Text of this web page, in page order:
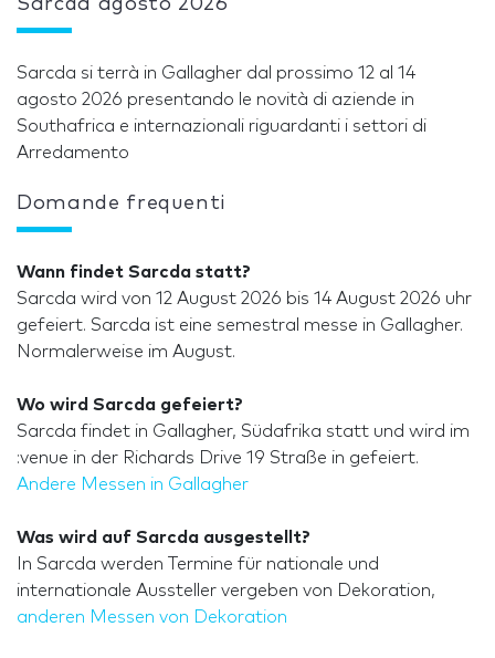
Sarcda agosto 2026
Sarcda si terrà in Gallagher dal prossimo 12 al 14
agosto 2026 presentando le novità di aziende in
Southafrica e internazionali riguardanti i settori di
Arredamento
Domande frequenti
Wann findet Sarcda statt?
Sarcda wird von 12 August 2026 bis 14 August 2026 uhr
gefeiert. Sarcda ist eine semestral messe in Gallagher.
Normalerweise im August.
Wo wird Sarcda gefeiert?
Sarcda findet in Gallagher, Südafrika statt und wird im
:venue in der Richards Drive 19 Straße in gefeiert.
Andere Messen in Gallagher
Was wird auf Sarcda ausgestellt?
In Sarcda werden Termine für nationale und
internationale Aussteller vergeben von Dekoration,
anderen Messen von Dekoration